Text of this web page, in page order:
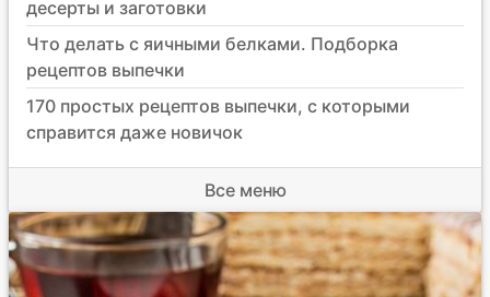
десерты и заготовки
Что делать с яичными белками. Подборка
рецептов выпечки
170 простых рецептов выпечки, с которыми
справится даже новичок
Все меню